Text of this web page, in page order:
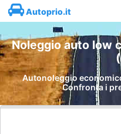
Autoprio.it
Noleggio auto low
Autonoleggio
Confronta i